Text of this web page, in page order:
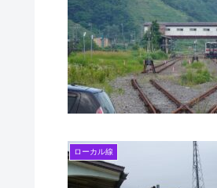
ローカル線